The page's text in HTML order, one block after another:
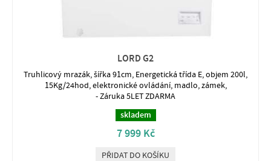
LORD G2
Truhlicový mrazák, šířka 91cm, Energetická třída E, objem 200l,
15Kg/24hod, elektronické ovládání, madlo, zámek,
- Záruka 5LET ZDARMA
skladem
7 999 Kč
PŘIDAT DO KOŠÍKU